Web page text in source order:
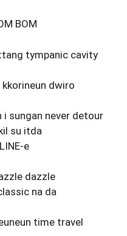
BOM
tympanic cavity
dwiro
sungan never detour
su itda
e
dazzle
na da
time travel